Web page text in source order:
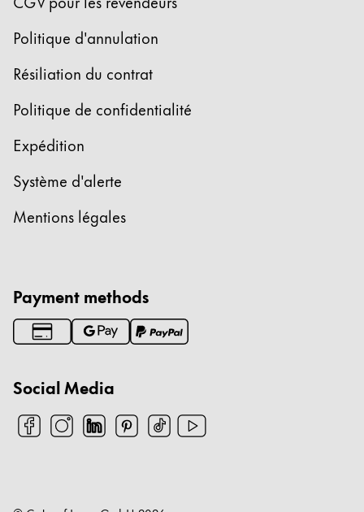
Politique d'annulation
Résiliation du contrat
Politique de confidentialité
Expédition
Système d'alerte
Mentions légales
Payment methods
Social Media